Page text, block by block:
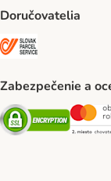
Doručovatelia
Zabezpečenie a
Security